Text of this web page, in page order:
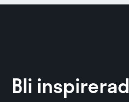
Bli inspirerad